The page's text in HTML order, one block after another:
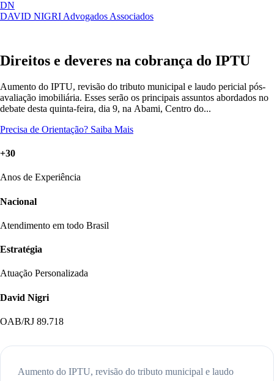
DN
DAVID NIGRI Advogados Associados
Artigos, sentenças, áreas de atuação,
Direitos e deveres na cobrança do IPTU
Aumento do IPTU, revisão do tributo municipal e laudo pericial pós-
avaliação imobiliária. Esses serão os principais assuntos abordados no
debate desta quinta-feira, dia 9, na Abami, Centro do...
Precisa de Orientação? Saiba Mais
+30
Anos de Experiência
Nacional
Atendimento em todo Brasil
Estratégia
Atuação Personalizada
David Nigri
OAB/RJ 89.718
Aumento do IPTU, revisão do tributo municipal e laudo